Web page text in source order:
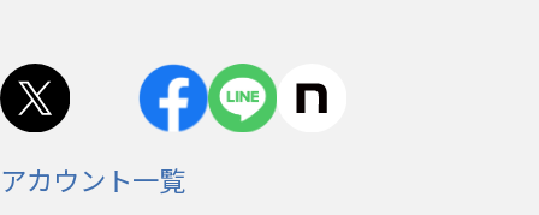
アカウント一覧